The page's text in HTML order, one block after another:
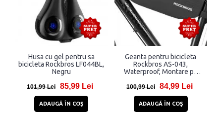
Husa cu gel pentru sa
bicicleta Rockbros LF044BL,
Negru
101,99 Lei 85,99 Lei
ADAUGĂ ÎN COŞ
Geanta pentru bicicleta
Rockbros AS-043,
Waterproof, Montare pe
100,99 Lei 84,99 Lei
ADAUGĂ ÎN COŞ